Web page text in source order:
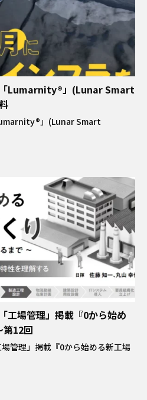
ム
「Lumarnity®」(Lunar Smart
」(Lunar Smart
工場管理」掲載『0から始め
第12回
管理」掲載『0から始める新工場